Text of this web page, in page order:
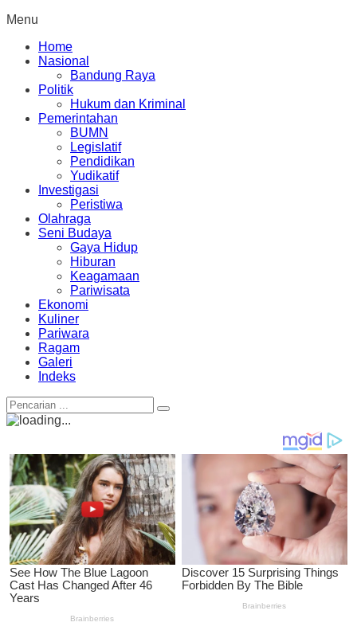
Menu
Home
Nasional
Bandung Raya
Politik
Hukum dan Kriminal
Pemerintahan
BUMN
Legislatif
Pendidikan
Yudikatif
Investigasi
Peristiwa
Olahraga
Seni Budaya
Gaya Hidup
Hiburan
Keagamaan
Pariwisata
Ekonomi
Kuliner
Pariwara
Ragam
Galeri
Indeks